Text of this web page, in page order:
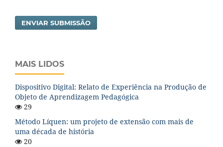
ENVIAR SUBMISSÃO
MAIS LIDOS
Dispositivo Digital: Relato de Experiência na Produção de
Objeto de Aprendizagem Pedagógica
29
Método Líquen: um projeto de extensão com mais de
uma década de história
20